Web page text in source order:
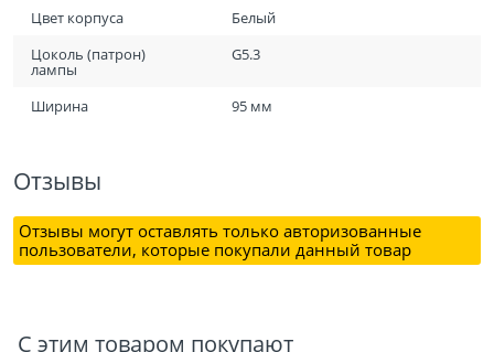
Цвет корпуса
Белый
Цоколь (патрон)
лампы
G5.3
Ширина 95 мм
Отзывы
Отзывы могут оставлять только авторизованные
пользователи, которые покупали данный товар
С этим товаром покупают